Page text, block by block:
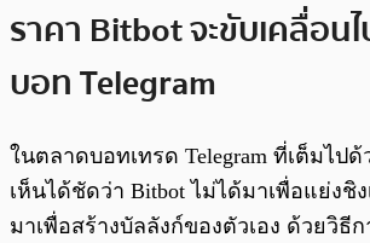
ราคา Bitbot จะขับเคลื่อน
บอท Telegram
ในตลาดบอทเทรด Telegram ที่เต็มไป
เห็นได้ชัดว่า Bitbot ไม่ได้มาเพื่อแย่งชิ
มาเพื่อสร้างบัลลังก์ของตัวเอง ด้วยวิธี